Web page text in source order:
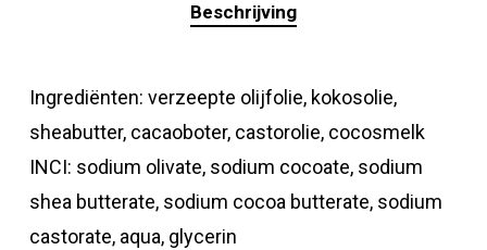
Beschrijving
Ingrediënten: verzeepte olijfolie, kokosolie,
sheabutter, cacaoboter, castorolie, cocosmelk
INCI: sodium olivate, sodium cocoate, sodium
shea butterate, sodium cocoa butterate, sodium
castorate, aqua, glycerin